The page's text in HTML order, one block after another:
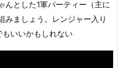
んとした1軍パーティー（主に
みましょう。レンジャー入り
いいかもしれない